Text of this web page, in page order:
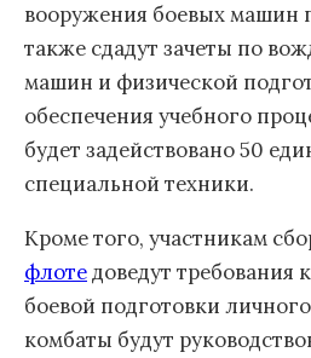
вооружения боевых машин
также сдадут зачеты по
машин и физической
обеспечения учебного
будет задействовано 50
специальной техники.
Кроме того, участникам
флотедоведут требования
боевой подготовки
комбаты будут